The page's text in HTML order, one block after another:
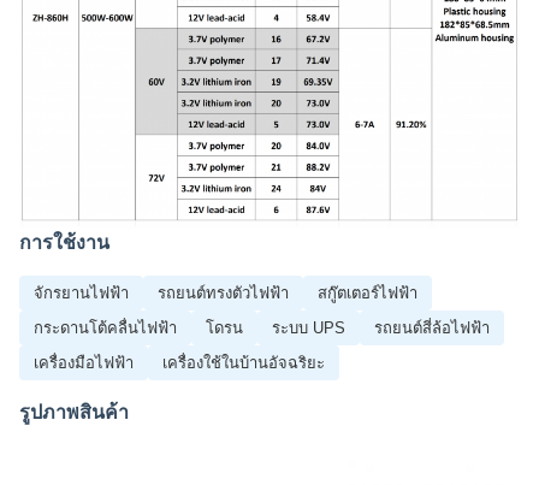
การใช้งาน
จักรยานไฟฟ้า รถยนต์ทรงตัวไฟฟ้า
สกู๊ตเตอร์ไฟฟ้า
กระดานโต้คลื่นไฟฟ้า
โดรน ระบบ UPS
รถยนต์สี่ล้อไฟฟ้า
เครื่องมือไฟฟ้า
เครื่องใช้ในบ้านอัจฉริยะ
รูปภาพสินค้า